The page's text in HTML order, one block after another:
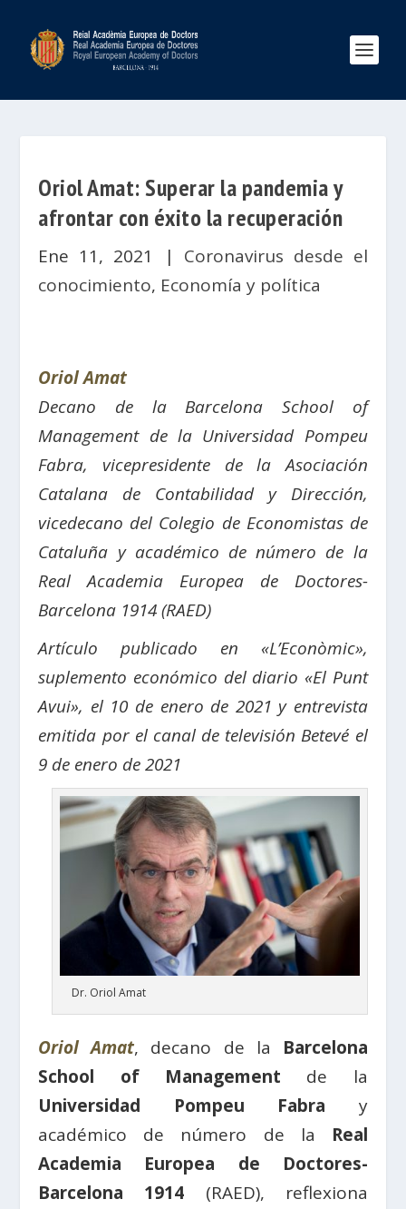
Oriol Amat: Superar la pandemia y
afrontar con éxito la recuperación
Ene 11, 2021 | Coronavirus desde el
conocimiento, Economía y política
Oriol Amat
Decano de la Barcelona School of
Management de la Universidad Pompeu
Fabra, vicepresidente de la Asociación
Catalana de Contabilidad y Dirección,
vicedecano del Colegio de Economistas de
Cataluña y académico de número de la
Real Academia Europea de Doctores-
Barcelona 1914 (RAED)
Artículo publicado en «L’Econòmic»,
suplemento económico del diario «El Punt
Avui», el 10 de enero de 2021 y entrevista
emitida por el canal de televisión Betevé el
9 de enero de 2021
Dr. Oriol Amat
Oriol Amat, decano de la Barcelona
School of Management de la
Universidad Pompeu Fabra y
académico de número de la Real
Academia Europea de Doctores-
Barcelona 1914 (RAED), reflexiona